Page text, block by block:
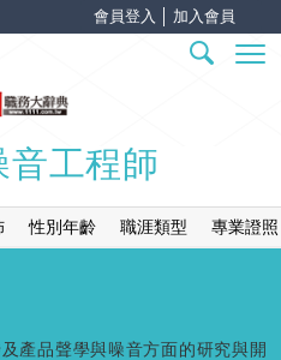
會員登入 加入會員
音工程師
性別年齡 職涯類型 專業證照
產品聲學與噪音方面的研究與開